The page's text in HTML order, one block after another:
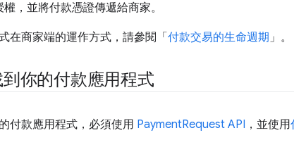
，並將付款憑證傳遞給商家。
在商家端的運作方式，請參閱「 付款交易的生命週期 」。
你的付款應用程式
付款應用程式，必須使用 PaymentRequest API ，並使用